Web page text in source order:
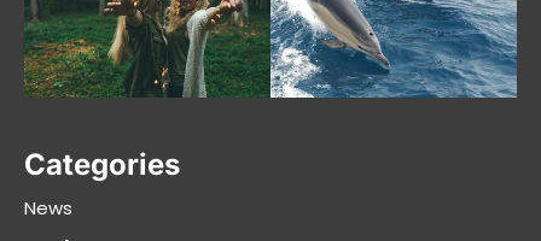
Categories
News